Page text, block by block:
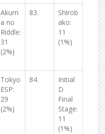
Akum
a no
Riddle:
31
(2%)
83.
Shirob
ako:
11
(1%)
Tokyo
ESP:
29
(2%)
84.
Initial
D
Final
Stage:
11
(1%)